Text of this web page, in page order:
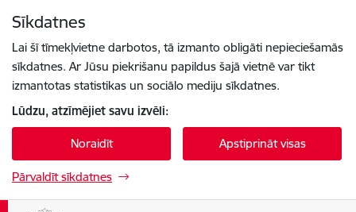
Sīkdatnes
Lai šī tīmekļvietne darbotos, tā izmanto obligāti nepieciešamās
sīkdatnes. Ar Jūsu piekrišanu papildus šajā vietnē var tikt
izmantotas statistikas un sociālo mediju sīkdatnes.
Lūdzu, atzīmējiet savu izvēli:
Noraidīt Apstiprināt visas
Pārvaldīt sīkdatnes